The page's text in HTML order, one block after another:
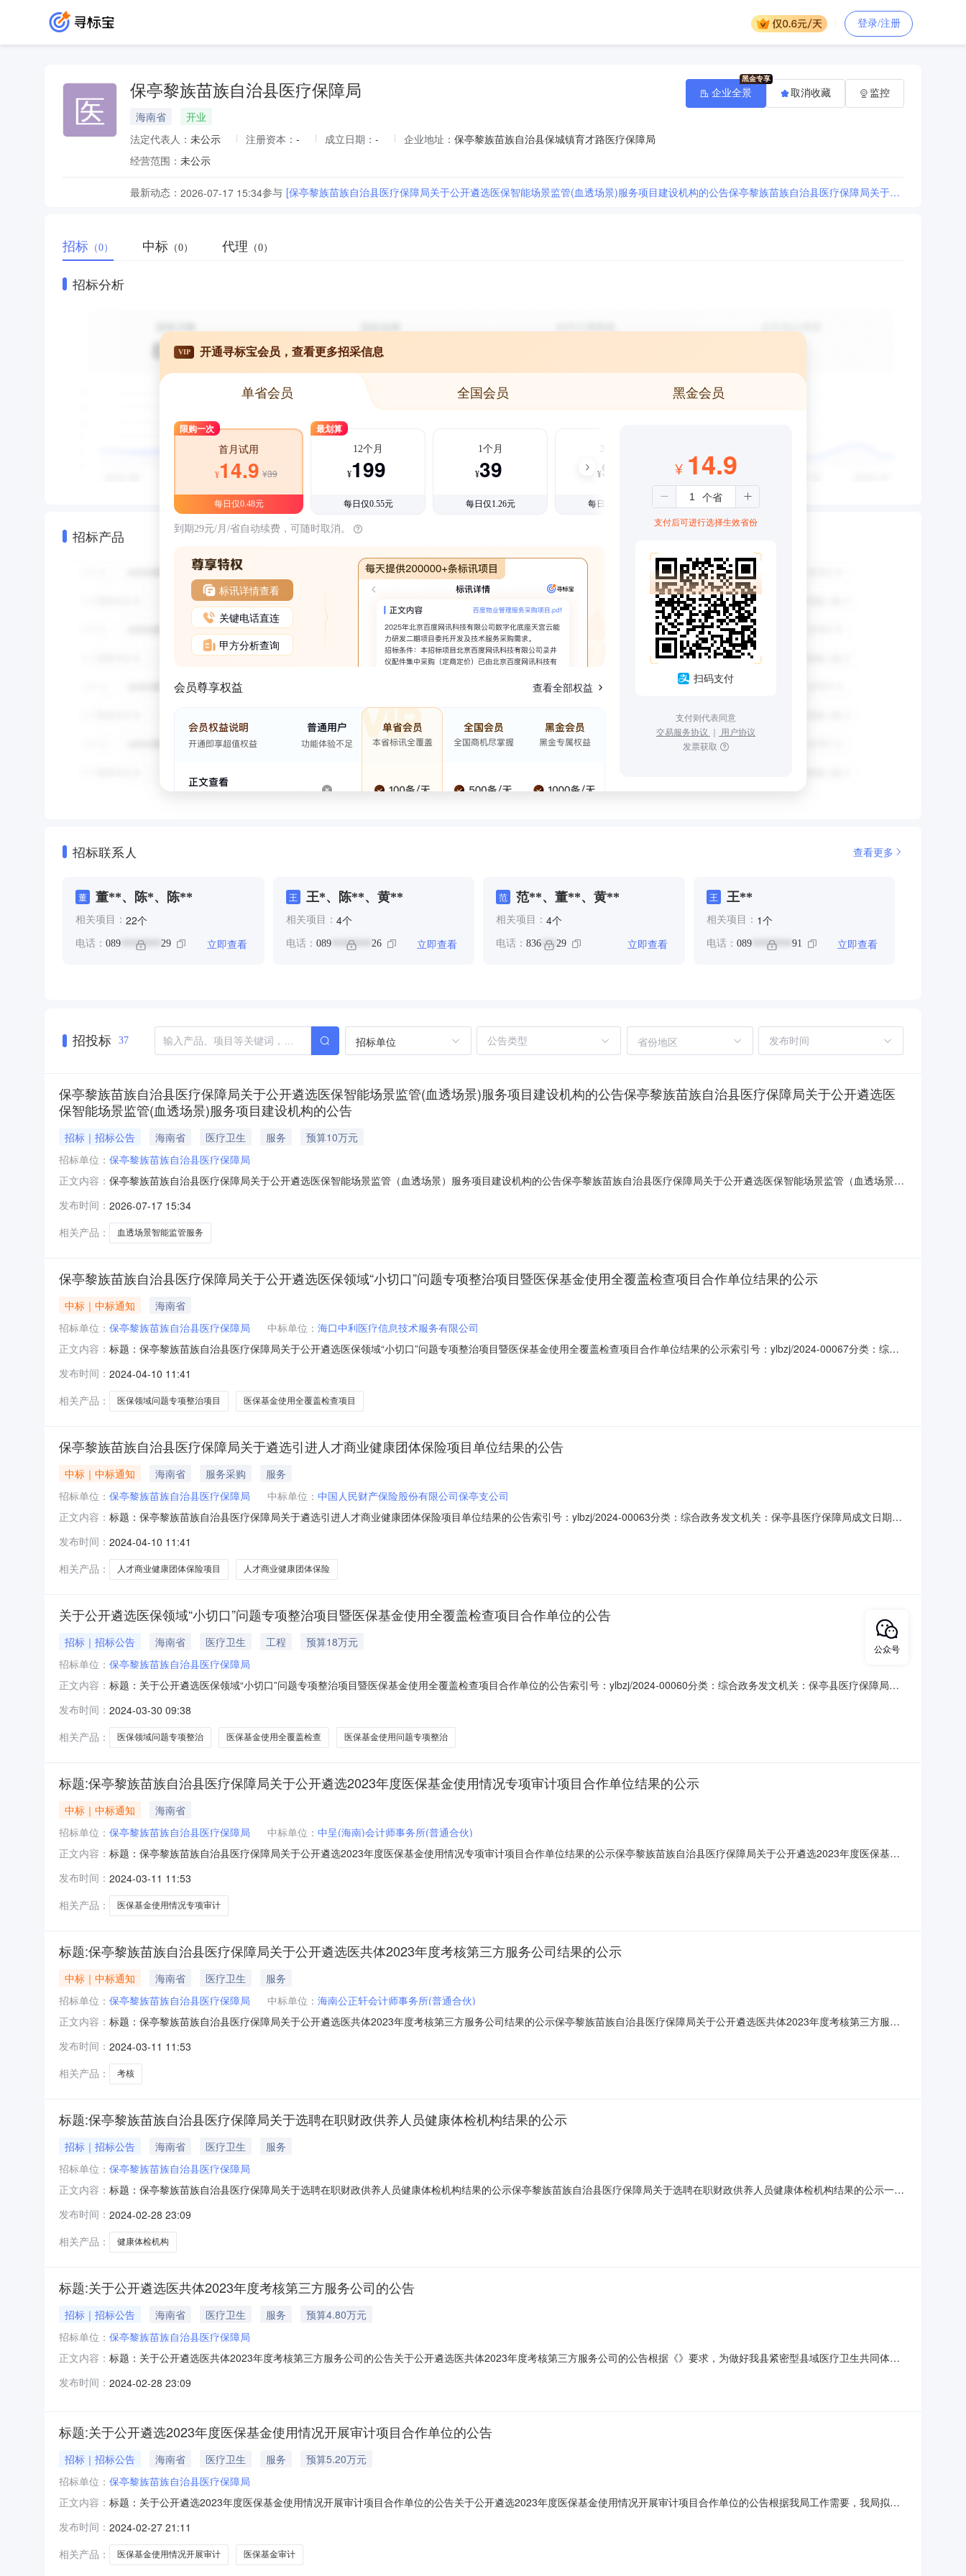
登录/注册
医 保亭黎族苗族自治县医疗保障局
海南省
开业
法定代表人： 未公示 注册资本： - 成立日期： - 企业地址： 保亭黎族苗族自治县保城镇育才路医疗保障局
经营范围： 未公示
最新动态： 2026-07-17 15:34参与 [保亭黎族苗族自治县医疗保障局关于公开遴选医保智能场景监管(血透场景)服务项目建设机构的公告保亭黎族苗族自治县医疗保障局关于公开遴选医保智能场景监管(血透场景)服务项目建设机构的公告]
企业全景 取消收藏 监控
招标 （0） 中标 （0） 代理 （0）
招标分析
招标产品
VIP 开通寻标宝会员，查看更多招采信息
单省会员 全国会员 黑金会员
限购一次
首月试用
¥14.9 ¥39
每日仅0.48元
最划算
12个月
¥199
每日仅0.55元
1个月
¥39
每日仅1.26元
3个月
¥99
每日仅1.08元
到期29元/月/省自动续费，可随时取消。
标讯详情查看
关键电话直连
甲方分析查询
会员尊享权益 查看全部权益
¥ 14.9
支付后可进行选择生效省份
扫码支付
支付则代表同意
交易服务协议 ｜ 用户协议
发票获取
招标联系人 查看更多
董 董**、陈*、陈**
相关项目： 22个
电话： 089 ******** 29 立即查看
王 王*、陈**、黄**
相关项目： 4个
电话： 089******** 26 立即查看
范 范**、董**、黄**
相关项目： 4个
电话： 836 *** 29 立即查看
王 王**
相关项目： 1个
电话： 089******** 91 立即查看
招投标 37 招标单位 省份地区
保亭黎族苗族自治县医疗保障局关于公开遴选医保智能场景监管(血透场景)服务项目建设机构的公告保亭黎族苗族自治县医疗保障局关于公开遴选医
保智能场景监管(血透场景)服务项目建设机构的公告
招标｜招标公告 海南省 医疗卫生 服务
预算10万元
招标单位： 保亭黎族苗族自治县医疗保障局
正文内容： 保亭黎族苗族自治县医疗保障局关于公开遴选医保智能场景监管（血透场景）服务项目建设机构的公告保亭黎族苗族自治县医疗保障局关于公开遴选医保智能场景监管（血透场景）
局计划为县内1家定点医疗机构建设医保智能场景监管系统，通过信息化手段对血透诊疗全流程实施动态监管，防范欺诈骗保行为，保障医保基金安全运行。现拟遴选有专业资质和
优质服务能力的第三方机构参与项目建设，有关事项
发布时间： 2026-07-17 15:34
相关产品：
血透场景智能监管服务
保亭黎族苗族自治县医疗保障局关于公开遴选医保领域“小切口”问题专项整治项目暨医保基金使用全覆盖检查项目合作单位结果的公示
中标｜中标通知
海南省
招标单位： 保亭黎族苗族自治县医疗保障局 中标单位： 海口中利医疗信息技术服务有限公司
正文内容： 标题：保亭黎族苗族自治县医疗保障局关于公开遴选医保领域“小切口”问题专项整治项目暨医保基金使用全覆盖检查项目合作单位结果的公示索引号：ylbzj/2024-00067分类：综合
口”问题专项整治项目暨医保基金使用全覆盖检查项目合作单位结果的公示一、评选结果我局关于公开遴选医保领域“小切口”问题专项整治项目暨医保基金使用全覆盖检查项目合作单
位的工作已结
发布时间： 2024-04-10 11:41
相关产品：
医保领域问题专项整治项目 医保基金使用全覆盖检查项目
保亭黎族苗族自治县医疗保障局关于遴选引进人才商业健康团体保险项目单位结果的公告
中标｜中标通知 海南省 服务采购
服务
招标单位： 保亭黎族苗族自治县医疗保障局 中标单位： 中国人民财产保险股份有限公司保亭支公司
正文内容： 标题：保亭黎族苗族自治县医疗保障局关于遴选引进人才商业健康团体保险项目单位结果的公告索引号：ylbzj/2024-00063分类：综合政务发文机关：保亭县医疗保障局成文日期：
选引进人才商业健康团体保险项目单位的工作已经结束，本次公开选聘共有6家公司报名参与，分别是阳光财产保险股份有限公司万宁分公司、中国人民财产保险股份有限公司保亭
支公司、平安养老
发布时间： 2024-04-10 11:41
相关产品：
人才商业健康团体保险项目 人才商业健康团体保险
关于公开遴选医保领域“小切口”问题专项整治项目暨医保基金使用全覆盖检查项目合作单位的公告
招标｜招标公告 海南省 医疗卫生 工程
预算18万元
招标单位： 保亭黎族苗族自治县医疗保障局
正文内容： 标题：关于公开遴选医保领域“小切口”问题专项整治项目暨医保基金使用全覆盖检查项目合作单位的公告索引号：ylbzj/2024-00060分类：综合政务发文机关：保亭县医疗保障局成
据我局工作需要，现向社会公开遴选定点医疗机构医保基金使用“小切口”问题专项整治、定点医疗机构医保基金使用全覆盖检查第三方服务供应商，最终选定单位以报名单位中择优
确定(以响
发布时间： 2024-03-30 09:38
相关产品：
医保领域问题专项整治 医保基金使用全覆盖检查 医保基金使用问题专项整治
标题:保亭黎族苗族自治县医疗保障局关于公开遴选2023年度医保基金使用情况专项审计项目合作单位结果的公示
中标｜中标通知
海南省
招标单位： 保亭黎族苗族自治县医疗保障局 中标单位： 中呈(海南)会计师事务所(普通合伙)
正文内容： 标题：保亭黎族苗族自治县医疗保障局关于公开遴选2023年度医保基金使用情况专项审计项目合作单位结果的公示保亭黎族苗族自治县医疗保障局关于公开遴选2023年度医保基金
分别是：海南银际会计师事务所（普通合伙）；海南优盾会计师事务所（普通合伙）；中呈（海南）会计师事务所（普通合伙）；海南会科会计师事务所（个人独资）；海南起航会
计师事务所；立信长江（海南）会计师事
发布时间： 2024-03-11 11:53
相关产品：
医保基金使用情况专项审计
标题:保亭黎族苗族自治县医疗保障局关于公开遴选医共体2023年度考核第三方服务公司结果的公示
中标｜中标通知 海南省 医疗卫生
服务
招标单位： 保亭黎族苗族自治县医疗保障局 中标单位： 海南公正轩会计师事务所(普通合伙)
正文内容： 标题：保亭黎族苗族自治县医疗保障局关于公开遴选医共体2023年度考核第三方服务公司结果的公示保亭黎族苗族自治县医疗保障局关于公开遴选医共体2023年度考核第三方服务
通合伙）；海南泉海会计师事务所（普通合伙）；海南公正轩会计师事务所（普通合伙）。均符合报名条件。经局党组（扩大）会议研究，选定海南公正轩会计师事务所（普通合
伙）。二、公示期限2024年3月11日
发布时间： 2024-03-11 11:53
相关产品：
考核
标题:保亭黎族苗族自治县医疗保障局关于选聘在职财政供养人员健康体检机构结果的公示
招标｜招标公告 海南省 医疗卫生
服务
招标单位： 保亭黎族苗族自治县医疗保障局
正文内容： 标题：保亭黎族苗族自治县医疗保障局关于选聘在职财政供养人员健康体检机构结果的公示保亭黎族苗族自治县医疗保障局关于选聘在职财政供养人员健康体检机构结果的公示一、
南美年大健康医院有限公司；海南新建康美兆健康体检中心（普通合伙）；海南省肿瘤医院；海南乐康医疗健康管理有限公司；保亭黎族苗族自治县人民医院；海南美亚健康管理有
限公司；海南方卓体检中心有限公司；三亚哈尔滨
发布时间： 2024-02-28 23:09
相关产品：
健康体检机构
标题:关于公开遴选医共体2023年度考核第三方服务公司的公告
招标｜招标公告 海南省 医疗卫生 服务
预算4.80万元
招标单位： 保亭黎族苗族自治县医疗保障局
正文内容： 标题：关于公开遴选医共体2023年度考核第三方服务公司的公告关于公开遴选医共体2023年度考核第三方服务公司的公告根据《》要求，为做好我县紧密型县域医疗卫生共同体城
优”的原则，现向社会公开遴选有资质的单位，最终选定单位以报名单位中择优确定(以响应公告要求、报价等进行考虑)，有关事项公告如下:一、项目概况1.业主单位:保亭黎族苗族
发布时间： 2024-02-28 23:09
标题:关于公开遴选2023年度医保基金使用情况开展审计项目合作单位的公告
招标｜招标公告 海南省 医疗卫生 服务
预算5.20万元
招标单位： 保亭黎族苗族自治县医疗保障局
正文内容： 标题：关于公开遴选2023年度医保基金使用情况开展审计项目合作单位的公告关于公开遴选2023年度医保基金使用情况开展审计项目合作单位的公告根据我局工作需要，我局拟对
(以响应公告要求、报价等进行考虑)，有关事项公告如下:一、项目概况1.业主单位:保亭黎族苗族自治县医疗保障局。2.项目名称:2023年度医保基金使用情况开展审计项目。3.项目
实施地点:保亭黎族苗
发布时间： 2024-02-27 21:11
相关产品：
医保基金使用情况开展审计 医保基金审计
公众号